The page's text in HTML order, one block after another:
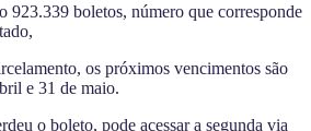
923.339 boletos, número que corresponde
os próximos vencimentos são
e 31 de maio.
o boleto, pode acessar a segunda via